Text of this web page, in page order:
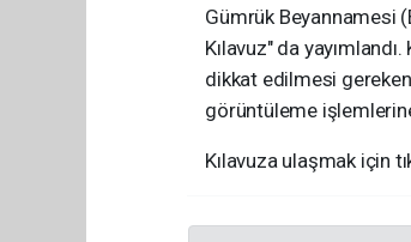
Gümrük Beyannamesi
Kılavuz" da
dikkat edilmesi
görüntüleme
Kılavuza ulaşmak için